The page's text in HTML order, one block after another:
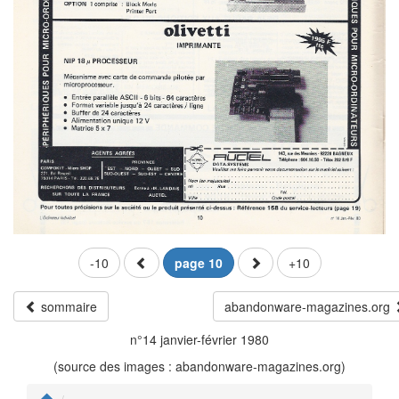
-10 page 10 +10
sommaire
abandonware-magazines.org
n°14 janvier-février 1980
(source des images : abandonware-magazines.org)